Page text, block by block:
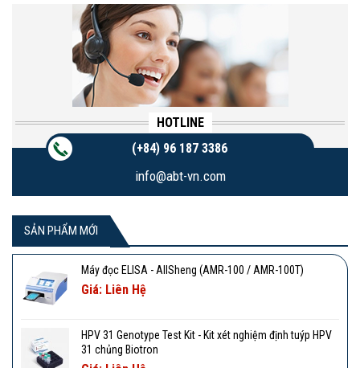
HOTLINE
(+84) 96 187 3386
info@abt-vn.com
SẢN PHẨM MỚI
Máy đọc ELISA - AllSheng (AMR-100 / AMR-100T)
Giá: Liên Hệ
HPV 31 Genotype Test Kit - Kit xét nghiệm định tuýp HPV
31 chủng Biotron